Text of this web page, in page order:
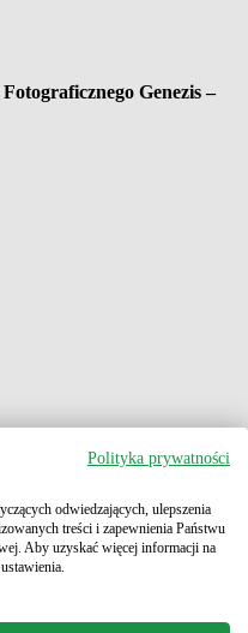
Genezis –
Polityka prywatności
odwiedzających, ulepszenia
treści i zapewnienia Państwu
Aby uzyskać więcej informacji na